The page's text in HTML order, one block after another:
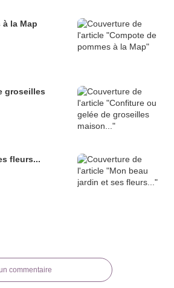
la Map
groseilles
fleurs...
commentaire